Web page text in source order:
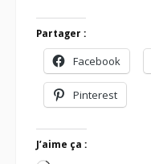
Partager :
Facebook
Pinterest
J’aime ça :